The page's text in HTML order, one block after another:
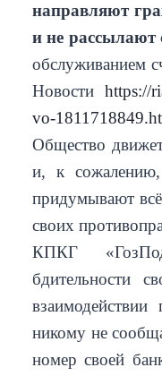
направляют
и не рассылают
обслуживанием
Новости https://
vo-
Общество
и, к
придумывают
своих
КПКГ
бдительности
никому не
номер своей